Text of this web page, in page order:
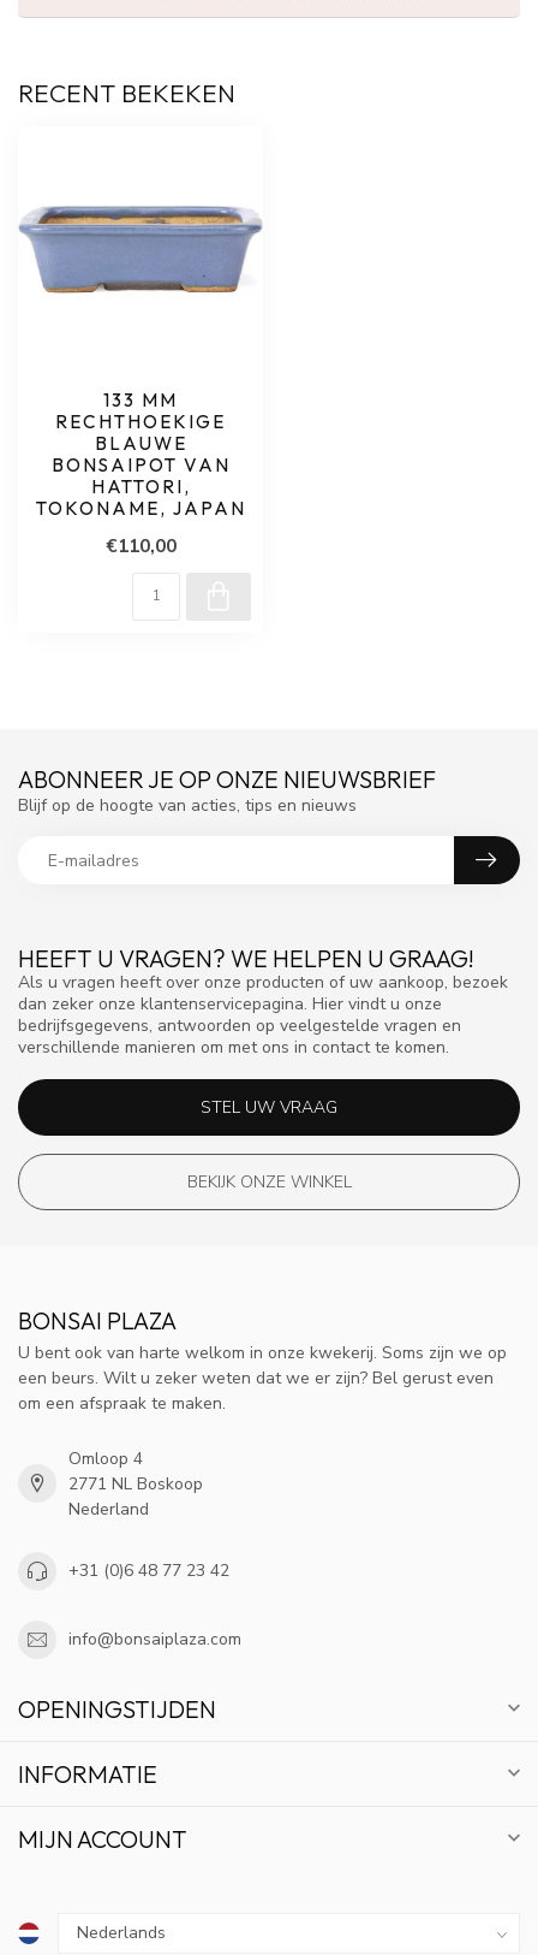
RECENT BEKEKEN
133 MM
RECHTHOEKIGE
BLAUWE
BONSAIPOT VAN
HATTORI,
TOKONAME, JAPAN
€110,00
HEEFT U VRAGEN? WE HELPEN U GRAAG!
Als u vragen heeft over onze producten of uw aankoop, bezoek
dan zeker onze klantenservicepagina. Hier vindt u onze
bedrijfsgegevens, antwoorden op veelgestelde vragen en
verschillende manieren om met ons in contact te komen.
STEL UW VRAAG
BEKIJK ONZE WINKEL
ABONNEER JE OP ONZE NIEUWSBRIEF
Blijf op de hoogte van acties, tips en nieuws
BONSAI PLAZA
U bent ook van harte welkom in onze kwekerij. Soms zijn we op
een beurs. Wilt u zeker weten dat we er zijn? Bel gerust even
om een afspraak te maken.
Omloop 4
2771 NL Boskoop
Nederland
+31 (0)6 48 77 23 42
info@bonsaiplaza.com
OPENINGSTIJDEN
INFORMATIE
MIJN ACCOUNT